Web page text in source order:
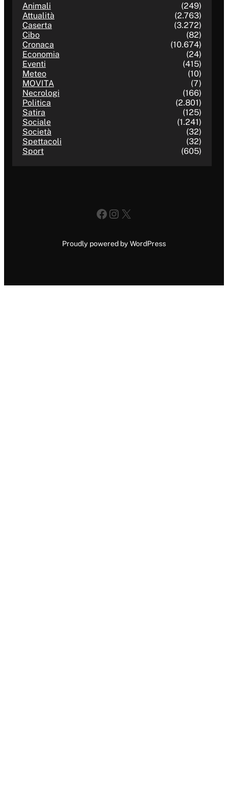
Animali
(249)
Attualità
(2.763)
Caserta
(3.272)
Cibo
(82)
Cronaca
(10.674)
Economia
(24)
Eventi
(415)
Meteo
(10)
MOVITA
(7)
Necrologi
(166)
Politica
(2.801)
Satira
(125)
Sociale
(1.241)
Società
(32)
Spettacoli
(32)
Sport
(605)
Facebook
Instagram
X
Proudly powered by WordPress